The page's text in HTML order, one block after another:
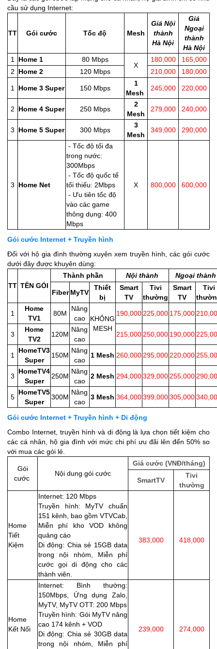
cầu sử dụng Internet:
TT Gói cước Tốc độ Mesh
Giá Nội
thành
Hà Nội
Giá
Ngoại
thành
Hà Nội
1
Home 1 80 Mbps
X
180,000
165,000
2
Home 2 120 Mbps 210,000 180,000
1 Home 3 Super 150 Mbps
1
Mesh
245,000 220,000
2 Home 4 Super 250 Mbps
2
Mesh
279,000 240,000
3 Home 5 Super 300 Mbps
3
Mesh
349,000 290,000
3 Home Net
- Tốc độ tối đa
trong nước:
300Mbps
- Tốc độ quốc tế
tối thiểu: 2Mbps
- Ưu tiên tốc độ
vào các game
thông dụng: 400
Mbps
X 800,000 600,000
Gói cước Internet + Truyền hình
Đối với hộ gia đình thường xuyên xem truyền hình, các gói cước
dưới đây được khuyên dùng:
TT TÊN GÓI
Thành phần Nội thành Ngoại thành
Fiber MyTV
Thiết
bị
Smart
TV
Tivi
thường
Smart
TV
Tivi
1
Home
TV1
80M
Nâng
cao
KHÔNG
MESH
190,000 225,000 175,000
3
Home
TV2
120M
Nâng
cao
215,000 250,000 190,000
1
HomeTV3
Super
150M
Nâng
cao
1 Mesh 260,000 295,000 220,000
3
HomeTV4
Super
250M
Nâng
cao
2 Mesh 294,000329,000 255,000
5
HomeTV5
Super
300M
Nâng
cao
3 Mesh 364,000399,000305,000
Gói cước Internet + Truyền hình + Di động
Combo Internet, truyền hình và di động là lựa chọn tiết kiệm cho
các cá nhân, hộ gia đình với mức chi phí ưu đãi lên đến 50% so
với mua các gói lẻ.
Gói
cước
Nội dung gói cước
Giá cước (VNĐ/tháng)
SmartTV
Tivi
thường
Home
Tiết
Kiệm
Internet: 120 Mbps
Truyền hình: MyTV chuẩn
151 kênh, bao gồm VTVCab,
Miễn phí kho VOD không
quảng cáo
Di động: Chia sẻ 15GB data
trong nội nhóm, Miễn phí
cước gọi di động cho các
thành viên.
383,000 418,000
Home
Kết Nối
Internet: Bình thường:
150Mbps, Ứng dụng Zalo,
MyTV, MyTV OTT: 200 Mbps
Truyền hình: Gói MyTV nâng
cao 174 kênh + VOD
Di động: Chia sẻ 30GB data
trong nội nhóm, Miễn phí
239,000 274,000